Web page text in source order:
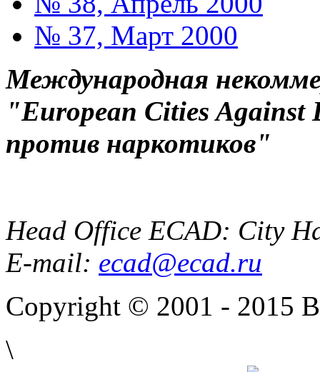
№ 37, Март 2000
Международная
"European Cities Against
против наркотиков"
Head Office ECAD: City
E-mail: ecad@ecad.ru
Copyright © 2001 - 2015
\